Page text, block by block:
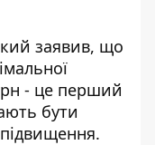
заявив, що
- це перший
бути
підвищення.